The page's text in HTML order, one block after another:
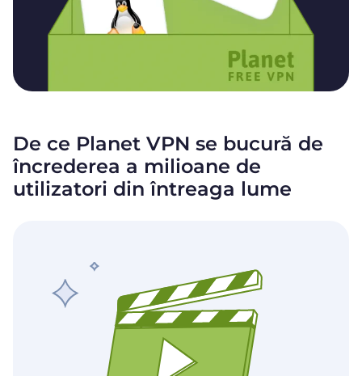
De ce Planet VPN se bucură de
încrederea a milioane de
utilizatori din întreaga lume